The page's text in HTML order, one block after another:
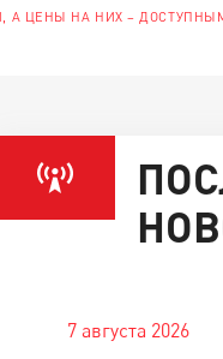
ЦЕНЫ НА НИХ –
7 августа 2026